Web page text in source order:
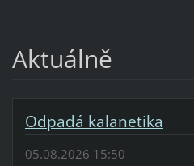
Aktuálně
Odpadá kalanetika
05.08.2026 15:50